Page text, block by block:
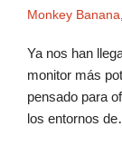
Monkey Banana
Ya nos han
monitor más
pensado para
los entornos